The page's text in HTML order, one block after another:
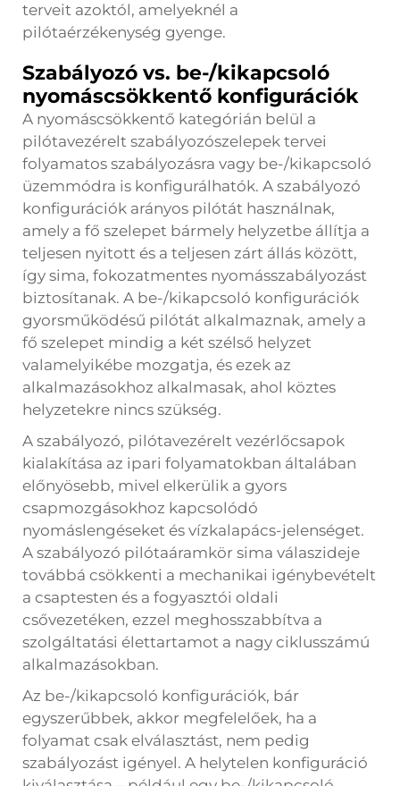
terveit azoktól, amelyeknél a
pilótaérzékenység gyenge.
Szabályozó vs. be-/kikapcsoló
nyomáscsökkentő konfigurációk
A nyomáscsökkentő kategórián belül a
pilótavezérelt szabályozószelepek tervei
folyamatos szabályozásra vagy be-/kikapcsoló
üzemmódra is konfigurálhatók. A szabályozó
konfigurációk arányos pilótát használnak,
amely a fő szelepet bármely helyzetbe állítja a
teljesen nyitott és a teljesen zárt állás között,
így sima, fokozatmentes nyomásszabályozást
biztosítanak. A be-/kikapcsoló konfigurációk
gyorsműködésű pilótát alkalmaznak, amely a
fő szelepet mindig a két szélső helyzet
valamelyikébe mozgatja, és ezek az
alkalmazásokhoz alkalmasak, ahol köztes
helyzetekre nincs szükség.
A szabályozó, pilótavezérelt vezérlőcsapok
kialakítása az ipari folyamatokban általában
előnyösebb, mivel elkerülik a gyors
csapmozgásokhoz kapcsolódó
nyomáslengéseket és vízkalapács-jelenséget.
A szabályozó pilótaáramkör sima válaszideje
továbbá csökkenti a mechanikai igénybevételt
a csaptesten és a fogyasztói oldali
csővezetéken, ezzel meghosszabbítva a
szolgáltatási élettartamot a nagy ciklusszámú
alkalmazásokban.
Az be-/kikapcsoló konfigurációk, bár
egyszerűbbek, akkor megfelelőek, ha a
folyamat csak elválasztást, nem pedig
szabályozást igényel. A helytelen konfiguráció